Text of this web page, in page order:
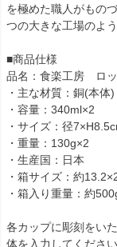
を極めた職人がもの
つの大きな工場のよう
■商品仕様
品名：食楽工房 ロ
・主な材質：銅(本体)
・容量：340ml×2
・サイズ：径
・重量：130g×2
・生産国：日本
・箱サイズ：約
・箱入り重量：約
各カップに彫刻をい
体を入力してください